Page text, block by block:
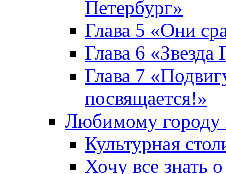
Петербург»
Глава 5 «Они
Глава 6 «Звезда
Глава 7
посвящается!»
Любимому городу
Культурная
Хочу все знать